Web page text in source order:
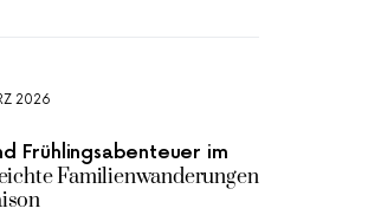
2026
Frühlingsabenteuer im
Familienwanderungen